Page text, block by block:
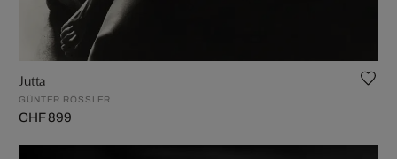
Jutta
GÜNTER RÖSSLER
CHF 899